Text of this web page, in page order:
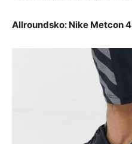
Allroundsko: Nike Metcon 4